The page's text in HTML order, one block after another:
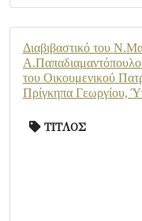
Διαβιβαστικό του
Α.Παπαδιαμαντόπουλο
του Οικουμενικού
Πρίγκηπα Γεωργίου,
ΤΙΤΛΟΣ